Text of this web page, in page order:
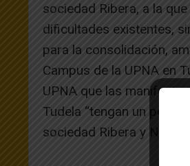
sociedad Ribera, a la
dificultades existentes,
para la consolidación,
Campus de la UPNA en
UPNA que las
Tudela “tengan un perfil
sociedad Ribera y